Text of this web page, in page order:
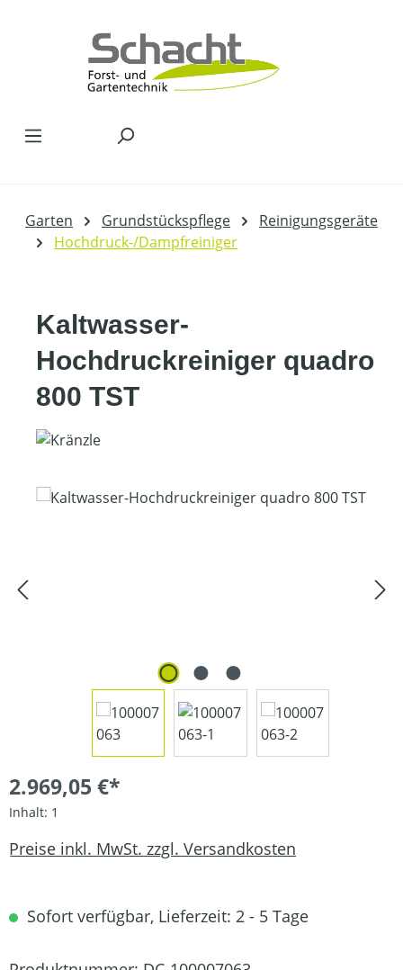
Garten Grundstückspflege
Reinigungsgeräte
Hochdruck-/Dampfreiniger
Kaltwasser-
Hochdruckreiniger quadro
800 TST
Bildergalerie überspringen
2.969,05 €*
Inhalt: 1
Preise inkl. MwSt. zzgl. Versandkosten
Sofort verfügbar, Lieferzeit: 2 - 5 Tage